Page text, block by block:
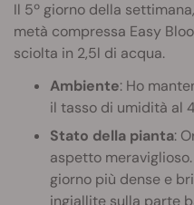
Il 5º giorno della
metà compressa Easy
sciolta in 2,5l di acqua.
Ambiente: Ho
il tasso di umidità al
Stato della pianta:
aspetto
giorno più dense e
ingiallite sulla parte